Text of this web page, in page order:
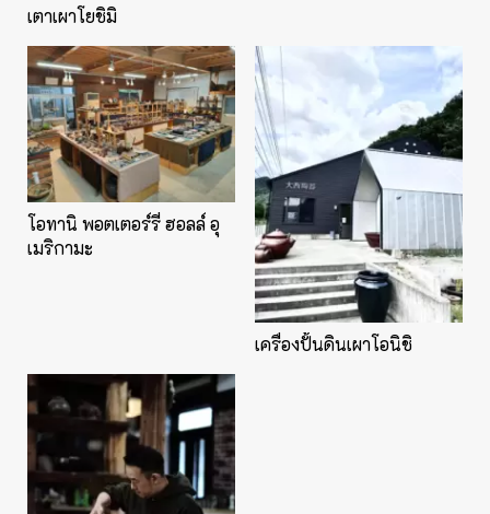
เตาเผาโยชิมิ
โอทานิ พอตเตอร์รี่ ฮอลล์ อุ
เมริกามะ
เครื่องปั้นดินเผาโอนิชิ